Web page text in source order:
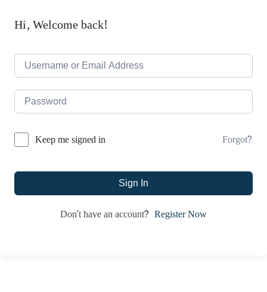
Hi, Welcome back!
Keep me signed in Forgot?
Sign In
Don't have an account? Register Now